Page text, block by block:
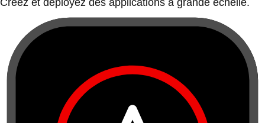
Créez et déployez des applications à grande échelle.